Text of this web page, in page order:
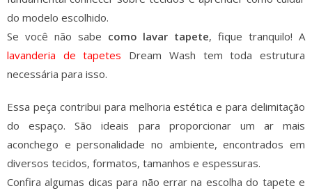
do modelo escolhido.
Se você não sabe como lavar tapete, fique tranquilo! A
lavanderia de tapetes Dream Wash tem toda estrutura
necessária para isso.
Essa peça contribui para melhoria estética e para delimitação
do espaço. São ideais para proporcionar um ar mais
aconchego e personalidade no ambiente, encontrados em
diversos tecidos, formatos, tamanhos e espessuras.
Confira algumas dicas para não errar na escolha do tapete e